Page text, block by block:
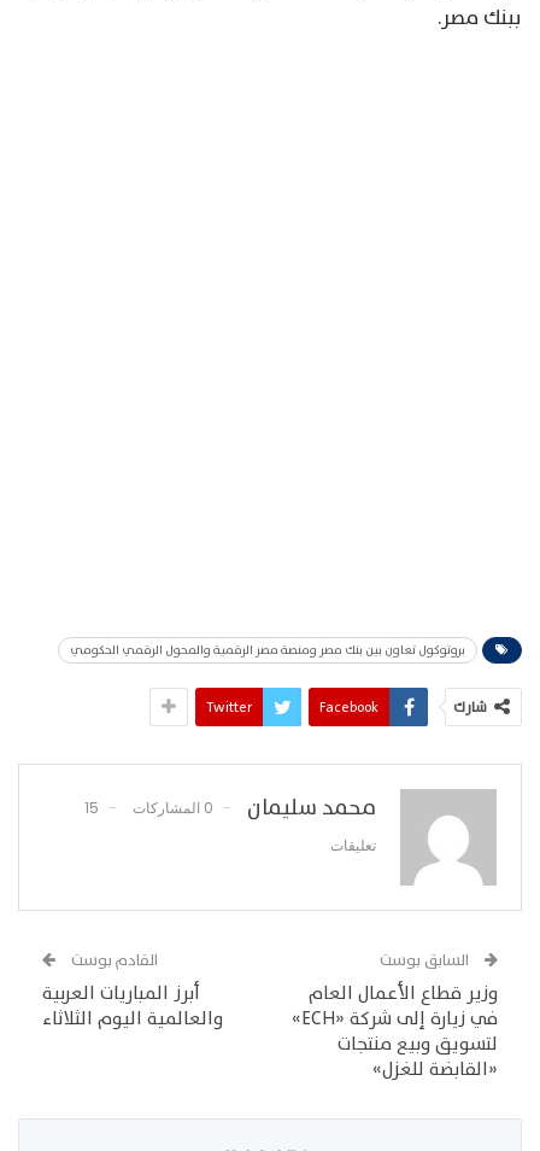
ببنك مصر.
بروتوكول تعاون بين بنك مصر ومنصة مصر الرقمية والمحول الرقمي الحكومي
شارك Facebook
Twitter
محمد سليمان 0 المشاركات
15
تعليقات
السابق بوست
وزير قطاع الأعمال العام
في زيارة إلى شركة «ECH»
لتسويق وبيع منتجات
«القابضة للغزل»
القادم بوست
أبرز المباريات العربية
والعالمية اليوم الثلاثاء